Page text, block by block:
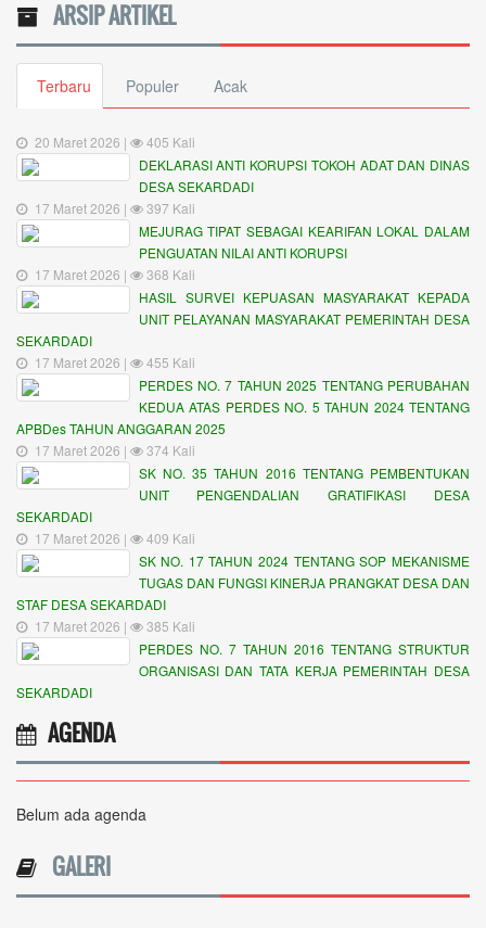
ARSIP ARTIKEL
Terbaru Populer Acak
20 Maret 2026 |
405 Kali
DEKLARASI ANTI KORUPSI TOKOH ADAT DAN DINAS
DESA SEKARDADI
17 Maret 2026 |
397 Kali
MEJURAG TIPAT SEBAGAI KEARIFAN LOKAL DALAM
PENGUATAN NILAI ANTI KORUPSI
17 Maret 2026 |
368 Kali
HASIL SURVEI KEPUASAN MASYARAKAT KEPADA
UNIT PELAYANAN MASYARAKAT PEMERINTAH DESA
SEKARDADI
17 Maret 2026 |
455 Kali
PERDES NO. 7 TAHUN 2025 TENTANG PERUBAHAN
KEDUA ATAS PERDES NO. 5 TAHUN 2024 TENTANG
APBDes TAHUN ANGGARAN 2025
17 Maret 2026 |
374 Kali
SK NO. 35 TAHUN 2016 TENTANG PEMBENTUKAN
UNIT PENGENDALIAN GRATIFIKASI DESA
SEKARDADI
17 Maret 2026 |
409 Kali
SK NO. 17 TAHUN 2024 TENTANG SOP MEKANISME
TUGAS DAN FUNGSI KINERJA PRANGKAT DESA DAN
STAF DESA SEKARDADI
17 Maret 2026 |
385 Kali
PERDES NO. 7 TAHUN 2016 TENTANG STRUKTUR
ORGANISASI DAN TATA KERJA PEMERINTAH DESA
SEKARDADI
AGENDA
Belum ada agenda
GALERI